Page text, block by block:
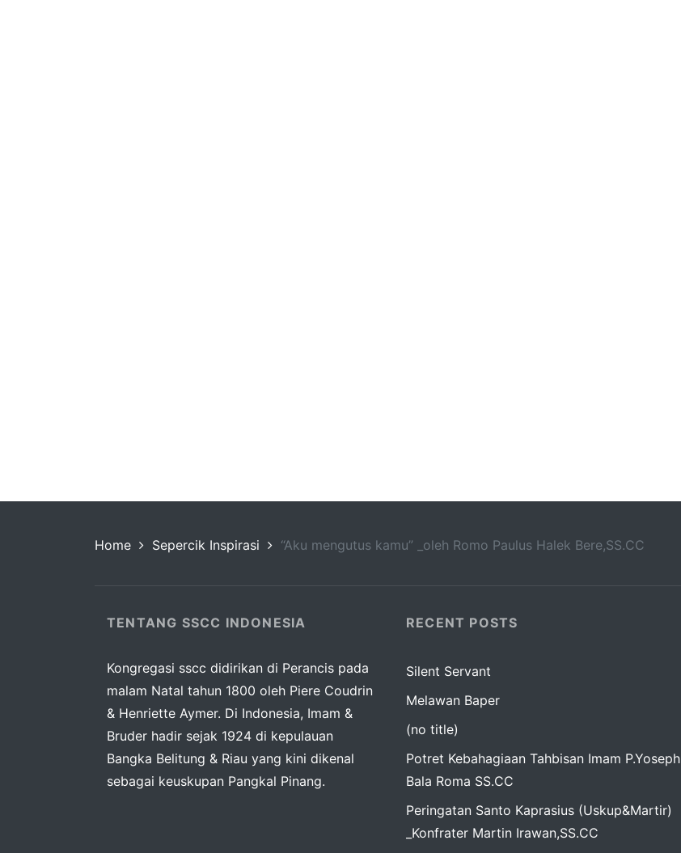
Home Sepercik Inspirasi “Aku mengutus kamu” _oleh Romo Paulus Halek Bere,SS.CC
TENTANG SSCC INDONESIA
Kongregasi sscc didirikan di Perancis pada
malam Natal tahun 1800 oleh Piere Coudrin
& Henriette Aymer. Di Indonesia, Imam &
Bruder hadir sejak 1924 di kepulauan
Bangka Belitung & Riau yang kini dikenal
sebagai keuskupan Pangkal Pinang.
RECENT POSTS
Silent Servant
Melawan Baper
(no title)
Potret Kebahagiaan Tahbisan Imam P.Yoseph
Bala Roma SS.CC
Peringatan Santo Kaprasius (Uskup&Martir)
_Konfrater Martin Irawan,SS.CC